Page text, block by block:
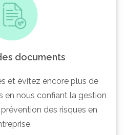
documents
et évitez encore plus de
en nous confiant la gestion
des risques en